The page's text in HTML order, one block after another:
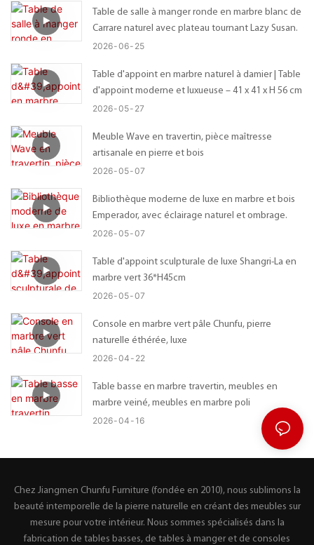
Table de salle à manger ronde en marbre blanc de
Carrare naturel avec plateau tournant Lazy Susan.
2026 06 25
Table d'appoint en marbre naturel à damier | Table
d'appoint moderne et luxueuse – 41 x 41 x H 56 cm
2026 05 27
Meuble Wave en travertin, pièce maîtresse
artisanale en pierre et bois
2026 05 07
Bibliothèque moderne de luxe en marbre et bois
Emperador, avec éclairage naturel et ombrage.
2026 05 07
Table d'appoint sculpturale de luxe Shangri-La en
marbre vert 36*H45cm
2026 05 07
Console en marbre vert pâle Chunfu, pierre
naturelle éthérée, luxe
2026 04 22
Table basse en marbre travertin, meubles en
marbre veiné, meubles en marbre poli
2026 04 16
Chez Jiangmen Chunfu Furniture (fondée en 2010), nous sublimons la
beauté intemporelle de la pierre naturelle en créant des meubles sur
mesure pour votre intérieur. Nous sommes spécialisés dans la
fabrication de tables basses, de tables à manger et de consoles